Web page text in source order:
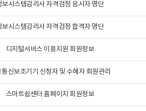
보시스템감리사 자격검정 응시자 명단
보시스템감리사 자격검정 합격자 명단
디지털서비스 이용지원 회원정보
통신보조기기 신청자 및 수혜자 회원관리
스마트쉼센터 홈페이지 회원정보